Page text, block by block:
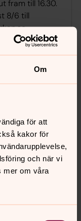
Om
för att
kakor för
och när vi
mer om våra
fram till 16.30.
8/6 till
17.00
dagar innan